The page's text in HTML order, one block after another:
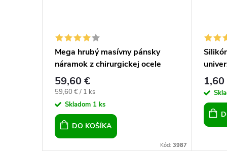
Mega hrubý masívny pánsky
náramok z chirurgickej ocele
Panther Chain 21,5 cm
59,60 €
Jednotková
cena:
59,60 € / 1 ks
Skladom 1 ks
DO KOŠÍKA
Kód: 3987